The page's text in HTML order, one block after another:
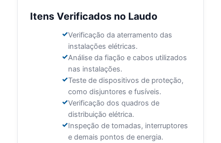
Itens Verificados no Laudo
Verificação da aterramento das
instalações elétricas.
Análise da fiação e cabos utilizados
nas instalações.
Teste de dispositivos de proteção,
como disjuntores e fusíveis.
Verificação dos quadros de
distribuição elétrica.
Inspeção de tomadas, interruptores
e demais pontos de energia.